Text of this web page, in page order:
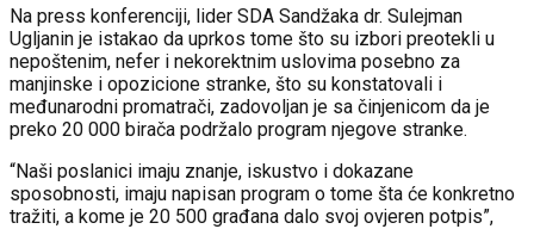
Na press konferenciji, lider SDA Sandžaka dr. Sulejman
Ugljanin je istakao da uprkos tome što su izbori preotekli u
nepoštenim, nefer i nekorektnim uslovima posebno za
manjinske i opozicione stranke, što su konstatovali i
međunarodni promatrači, zadovoljan je sa činjenicom da je
preko 20 000 birača podržalo program njegove stranke.
“Naši poslanici imaju znanje, iskustvo i dokazane
sposobnosti, imaju napisan program o tome šta će konkretno
tražiti, a kome je 20 500 građana dalo svoj ovjeren potpis”,